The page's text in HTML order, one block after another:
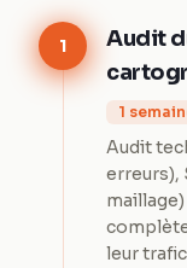
1
Audit
1
Audit
erreurs),
leur